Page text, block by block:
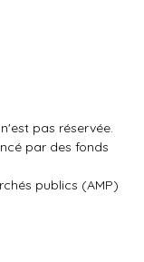
pas réservée.
par des fonds
publics (AMP)